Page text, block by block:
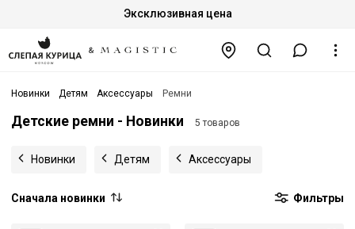
Эксклюзивная цена
Новинки Детям Аксессуары Ремни
Детские ремни - Новинки 5 товаров
Новинки Детям Аксессуары
Сначала новинки Фильтры